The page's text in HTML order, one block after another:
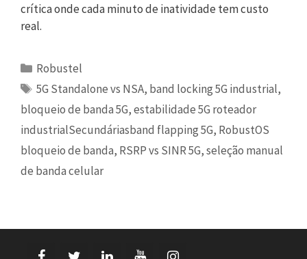
crítica onde cada minuto de inatividade tem custo
real.
Categorias
Robustel
Etiquetas
5G Standalone vs NSA, band locking 5G industrial,
bloqueio de banda 5G,estabilidade 5G roteador
industrialSecundáriasband flapping 5G, RobustOS
bloqueio de banda, RSRP vs SINR 5G,seleção manual
de banda celular